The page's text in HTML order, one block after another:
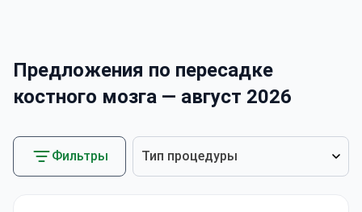
Предложения по пересадке
костного мозга — август 2026
Фильтры Тип процедуры